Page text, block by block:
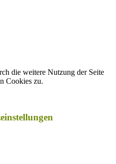
die weitere Nutzung der Seite
Cookies zu.